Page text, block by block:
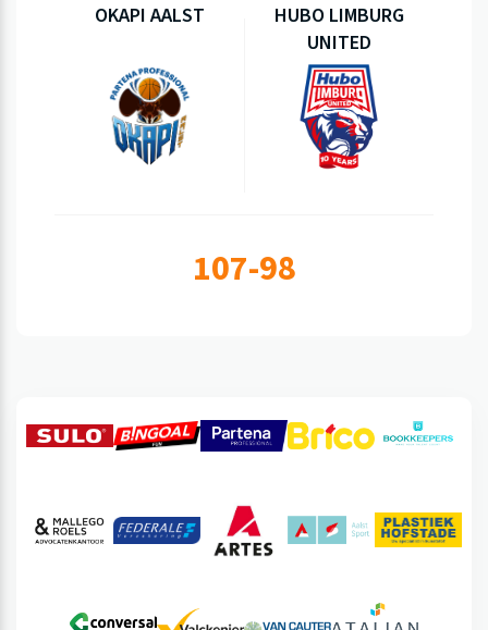
OKAPI AALST
HUBO LIMBURG
UNITED
107-98